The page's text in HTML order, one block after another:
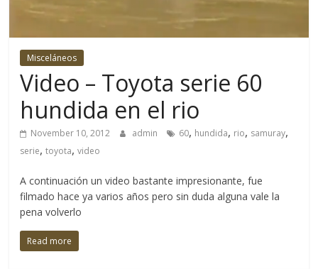
aventura
se
refiere.
No
solo
cubriendo
lanzamientos
de
productos
nacionales
Misceláneos
Video – Toyota serie 60
hundida en el rio
November 10, 2012 admin 60, hundida, rio, samuray,
serie,toyota,video
A continuación un video bastante impresionante, fue
filmado hace ya varios años pero sin duda alguna vale la
pena volverlo
Read more